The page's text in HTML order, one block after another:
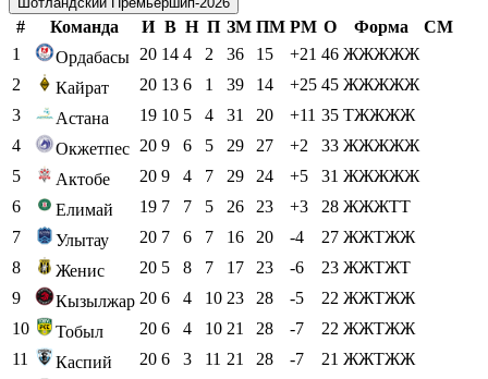
# Команда И В Н П ЗМ ПМ РМ О Форма
СМ
1
Ордабасы 20 14 4 2 36 15 +21 46 ЖЖЖЖЖ
2
Кайрат 20 13 6 1 39 14 +25 45 ЖЖЖЖЖ
3
Астана 19 10 5 4 31 20 +11 35 ТЖЖЖЖ
4
Окжетпес 20 9 6 5 29 27 +2 33 ЖЖЖЖЖ
5
Актобе 20 9 4 7 29 24 +5 31 ЖЖЖЖЖ
6
Елимай 19 7 7 5 26 23 +3 28 ЖЖЖТТ
7
Улытау 20 7 6 7 16 20 -4 27 ЖЖТЖЖ
8
Женис 20 5 8 7 17 23 -6 23 ЖЖТЖТ
9
Кызылжар 20 6 4 10 23 28 -5 22 ЖЖТЖЖ
10
Тобыл 20 6 4 10 21 28 -7 22 ЖЖТЖЖ
11
Каспий 20 6 3 11 21 28 -7 21 ЖЖТЖЖ